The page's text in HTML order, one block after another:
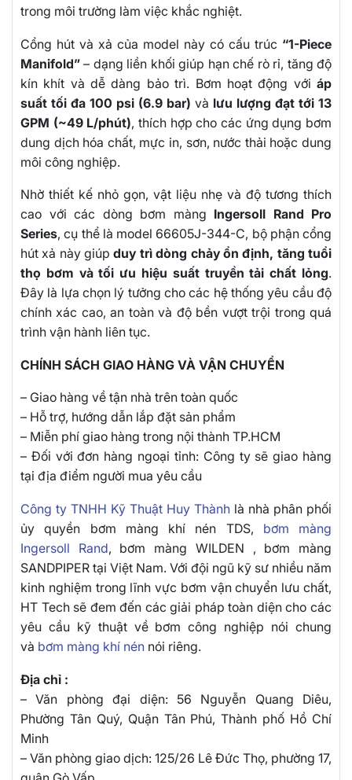
trong môi trường làm việc khắc nghiệt.
Cổng hút và xả của model này có cấu trúc “1-Piece
Manifold” – dạng liền khối giúp hạn chế rò rỉ, tăng độ
kín khít và dễ dàng bảo trì. Bơm hoạt động với áp
suất tối đa 100 psi (6.9 bar) và lưu lượng đạt tới 13
GPM (~49 L/phút), thích hợp cho các ứng dụng bơm
dung dịch hóa chất, mực in, sơn, nước thải hoặc dung
môi công nghiệp.
Nhờ thiết kế nhỏ gọn, vật liệu nhẹ và độ tương thích
cao với các dòng bơm màng Ingersoll Rand Pro
Series, cụ thể là model 66605J-344-C, bộ phận cổng
hút xả này giúpduy trì dòng chảy ổn định, tăng tuổi
thọ bơm và tối ưu hiệu suất truyền tải chất lỏng.
Đây là lựa chọn lý tưởng cho các hệ thống yêu cầu độ
chính xác cao, an toàn và độ bền vượt trội trong quá
trình vận hành liên tục.
CHÍNH SÁCH GIAO HÀNG VÀ VẬN CHUYỂN
– Giao hàng về tận nhà trên toàn quốc
– Hỗ trợ, hướng dẫn lắp đặt sản phẩm
– Miễn phí giao hàng trong nội thành TP.HCM
– Đối với đơn hàng ngoại tỉnh: Công ty sẽ giao hàng
tại địa điểm người mua yêu cầu
Công ty TNHH Kỹ Thuật Huy Thành là nhà phân phối
ủy quyền bơm màng khí nén TDS, bơm màng
Ingersoll Rand, bơm màng WILDEN , bơm màng
SANDPIPER tại Việt Nam. Với đội ngũ kỹ sư nhiều năm
kinh nghiệm trong lĩnh vực bơm vận chuyển lưu chất,
HT Tech sẽ đem đến các giải pháp toàn diện cho các
yêu cầu kỹ thuật về bơm công nghiệp nói chung
và bơm màng khí nén nói riêng.
Địa chỉ :
– Văn phòng đại diện: 56 Nguyễn Quang Diêu,
Phường Tân Quý, Quận Tân Phú, Thành phố Hồ Chí
Minh
– Văn phòng giao dịch: 125/26 Lê Đức Thọ, phường 17,